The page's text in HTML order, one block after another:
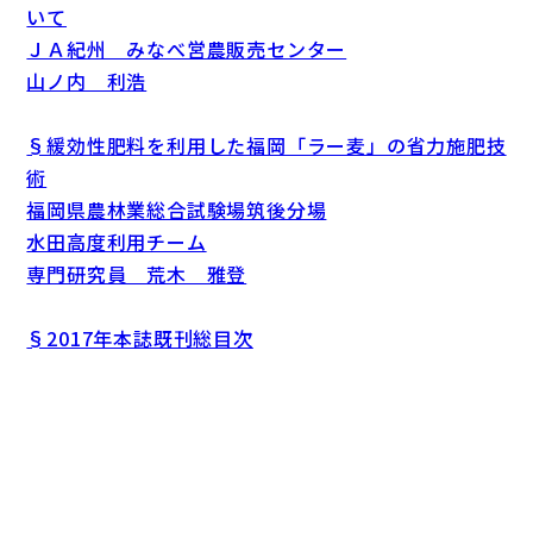
いて
ＪＡ紀州 みなべ営農販売センター
山ノ内 利浩
§緩効性肥料を利用した福岡「ラー麦」の省力施肥技
術
福岡県農林業総合試験場筑後分場
水田高度利用チーム
専門研究員 荒木 雅登
§2017年本誌既刊総目次